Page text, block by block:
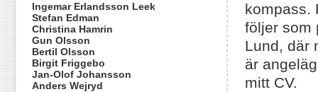
kompass.
följer som
Lund, där
är
mitt CV.
Ingemar Erlandsson Leek
Stefan Edman
Christina Hamrin
Gun Olsson
Bertil Olsson
Birgit Friggebo
Jan-Olof Johansson
Anders Wejryd